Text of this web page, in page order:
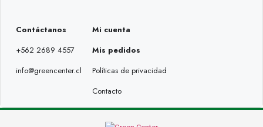
Contáctanos
+562 2689 4557
info@greencenter.cl
Mi cuenta
Mis pedidos
Políticas de privacidad
Contacto